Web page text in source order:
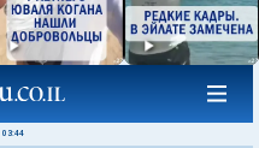
03:44